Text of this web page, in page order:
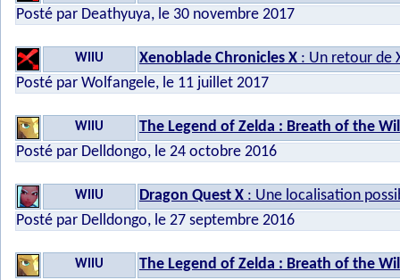
Posté par Deathyuya, le 30 novembre 2017
WIIU Xenoblade Chronicles X : Un retour de
Posté par Wolfangele, le 11 juillet 2017
WIIU
The Legend of Zelda : Breath of the
Posté par Delldongo, le 24 octobre 2016
WIIU Dragon Quest X : Une localisation
Posté par Delldongo, le 27 septembre 2016
WIIU
The Legend of Zelda : Breath of the